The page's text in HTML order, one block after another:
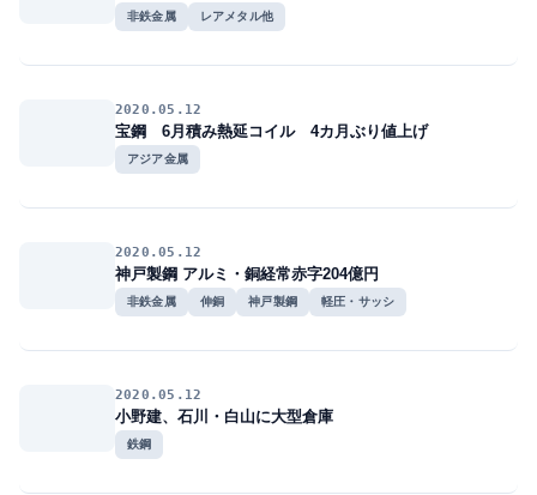
非鉄金属 レアメタル他
2020.05.12
宝鋼 6月積み熱延コイル 4カ月ぶり値上げ
アジア金属
2020.05.12
神戸製鋼 アルミ・銅経常赤字204億円
非鉄金属 伸銅 神戸製鋼 軽圧・サッシ
2020.05.12
小野建、石川・白山に大型倉庫
鉄鋼